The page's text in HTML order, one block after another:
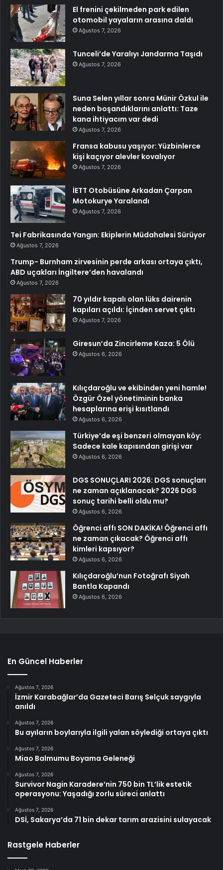
El frenini çekilmeden park edilen
otomobil yayaların arasına daldı
Ağustos 7, 2026
Tunceli’de Yaralıyı Jandarma Taşıdı
Ağustos 7, 2026
Suna Selen yıllar sonra Münir Özkul ile
neden boşandıklarını anlattı: Taze
kana ihtiyacım var dedi
Ağustos 7, 2026
Fransa kabusu yaşıyor: Yüzbinlerce
kişi kaçıyor alevler kovalıyor
Ağustos 7, 2026
İETT Otobüsüne Arkadan Çarpan
Motokurye Yaralandı
Ağustos 7, 2026
Tei Fabrikasında Yangın: Ekiplerin Müdahalesi Sürüyor
Ağustos 7, 2026
Trump- Burnham zirvesinin perde arkası ortaya çıktı,
ABD uçakları İngiltere’den havalandı
Ağustos 7, 2026
70 yıldır kapalı olan lüks dairenin
kapıları açıldı: İçinden servet çıktı
Ağustos 7, 2026
Giresun’da Zincirleme Kaza: 5 Ölü
Ağustos 6, 2026
Kılıçdaroğlu ve ekibinden yeni hamle!
Özgür Özel yönetiminin banka
hesaplarına erişi kısıtlandı
Ağustos 6, 2026
Türkiye’de eşi benzeri olmayan köy:
Sadece kale kapısından girişi var
Ağustos 6, 2026
DGS SONUÇLARI 2026: DGS sonuçları
ne zaman açıklanacak? 2026 DGS
sonuç tarihi belli oldu mu?
Ağustos 6, 2026
Öğrenci affı SON DAKİKA! Öğrenci affı
ne zaman çıkacak? Öğrenci affı
kimleri kapsıyor?
Ağustos 6, 2026
Kılıçdaroğlu’nun Fotoğrafı Siyah
Bantla Kapandı
Ağustos 6, 2026
En Güncel Haberler
Ağustos 7, 2026
İzmir Karabağlar’da Gazeteci Barış Selçuk saygıyla
anıldı
Ağustos 7, 2026
Bu ayıların boylarıyla ilgili yalan söylediği ortaya çıktı
Ağustos 7, 2026
Miao Balmumu Boyama Geleneği
Ağustos 7, 2026
Survivor Nagin Karadere’nin 750 bin TL’lik estetik
operasyonu: Yaşadığı zorlu süreci anlattı
Ağustos 7, 2026
DSİ, Sakarya’da 71 bin dekar tarım arazisini sulayacak
Rastgele Haberler